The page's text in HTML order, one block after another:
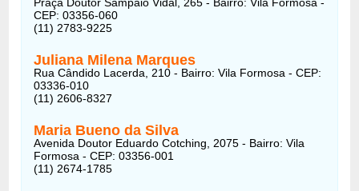
CEP: 03356-060
(11) 2783-9225
Juliana Milena Marques
Rua Cândido Lacerda, 210 - Bairro: Vila Formosa - CEP:
03336-010
(11) 2606-8327
Maria Bueno da Silva
Avenida Doutor Eduardo Cotching, 2075 - Bairro: Vila
Formosa - CEP: 03356-001
(11) 2674-1785